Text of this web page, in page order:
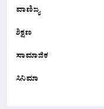
ವಾಣಿಜ್ಯ
ಶಿಕ್ಷಣ
ಸಾಮಾಜಿಕ
ಸಿನಿಮಾ